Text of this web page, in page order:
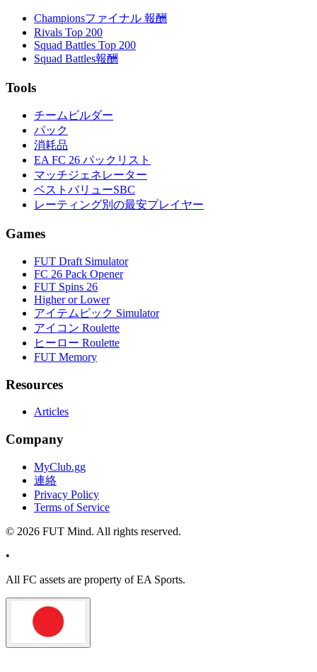
Championsファイナル 報酬
Rivals Top 200
Squad Battles Top 200
Squad Battles報酬
Tools
チームビルダー
パック
消耗品
EA FC 26 パックリスト
マッチジェネレーター
ベストバリューSBC
レーティング別の最安プレイヤー
Games
FUT Draft Simulator
FC 26 Pack Opener
FUT Spins 26
Higher or Lower
アイテムピック Simulator
アイコン Roulette
ヒーロー Roulette
FUT Memory
Resources
Articles
Company
MyClub.gg
連絡
Privacy Policy
Terms of Service
© 2026 FUT Mind. All rights reserved.
•
All FC assets are property of EA Sports.